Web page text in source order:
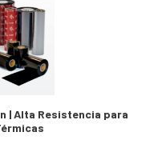
| Alta Resistencia para